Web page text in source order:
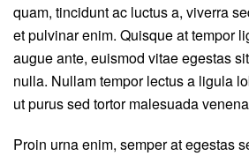
quam, tincidunt ac luctus a, viverra
et pulvinar enim. Quisque at tempor
augue ante, euismod vitae egestas
nulla. Nullam tempor lectus a ligula
ut purus sed tortor malesuada
Proin urna enim, semper at egestas